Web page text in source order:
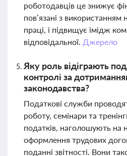
роботодавців це знижує
пов’язані з використанням
праці, і підвищує імідж
відповідальної. Джерело
Яку роль відіграють
контролі за
законодавства?
Податкові служби
роботу, семінари та
податків, наголошують на
оформлення трудових
поданні звітності. Вони